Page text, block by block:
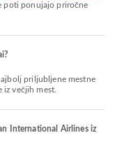
poti ponujajo priročne
priljubljene mestne
večjih mest.
International Airlines iz